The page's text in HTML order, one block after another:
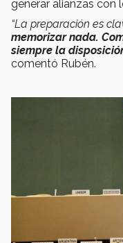
generar alianzas con
“La preparación es
memorizar nada.
siempre la
comentó Rubén.